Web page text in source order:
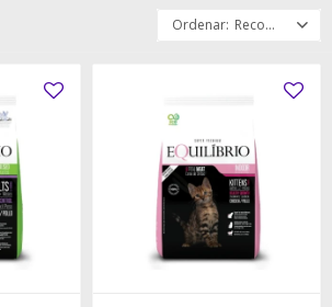
Recomendados